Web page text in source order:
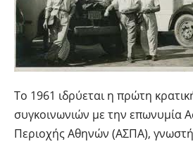
Το 1961 ιδρύεται η πρώτη
συγκοινωνιών με την επωνυμία
Περιοχής Αθηνών (ΑΣΠΑ),